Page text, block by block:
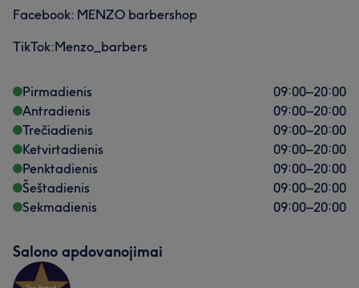
Facebook: MENZO barbershop
TikTok:Menzo_barbers
Pirmadienis 09:00–20:00
Antradienis
09:00–20:00
Trečiadienis
09:00–20:00
Ketvirtadienis
09:00–20:00
Penktadienis
09:00–20:00
Šeštadienis
09:00–20:00
Sekmadienis
09:00–20:00
Salono apdovanojimai